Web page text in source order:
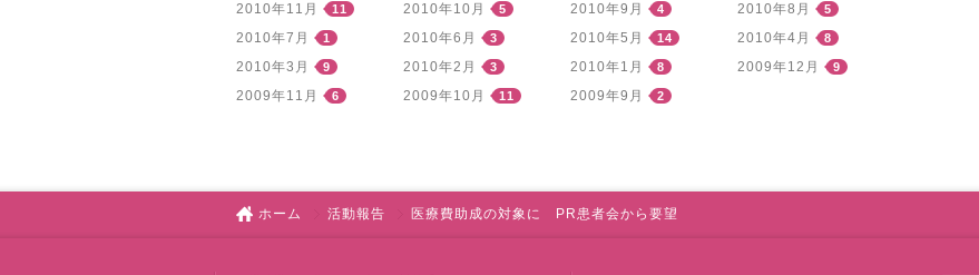
2010年11月 11 2010年10月 5 2010年9月 4 2010年8月 5
2010年7月 1 2010年6月 3 2010年5月 14 2010年4月 8
2010年3月 9 2010年2月 3 2010年1月 8 2009年12月 9
2009年11月 6 2009年10月 11 2009年9月 2
ホーム 活動報告 医療費助成の対象に PR患者会から要望